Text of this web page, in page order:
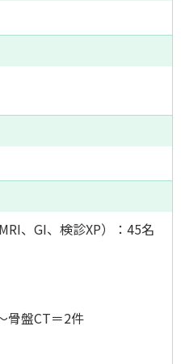
、GI、検診XP）：45名
骨盤CT＝2件